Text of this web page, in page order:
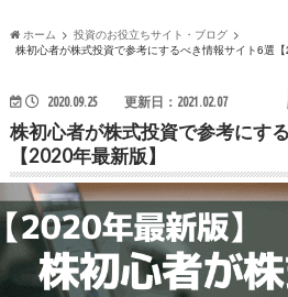
ホーム
投資のお役立ちサイト・ブログ
株初心者が株式投資で参考にするべき情報サイト6選【
2020.09.25 更新日：2021.02.07
株初心者が株式投資で参考にす
【2020年最新版】